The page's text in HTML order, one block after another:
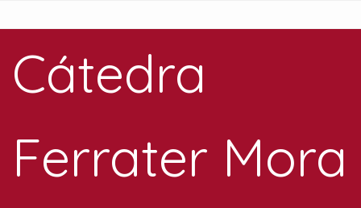
Cátedra
Ferrater Mora